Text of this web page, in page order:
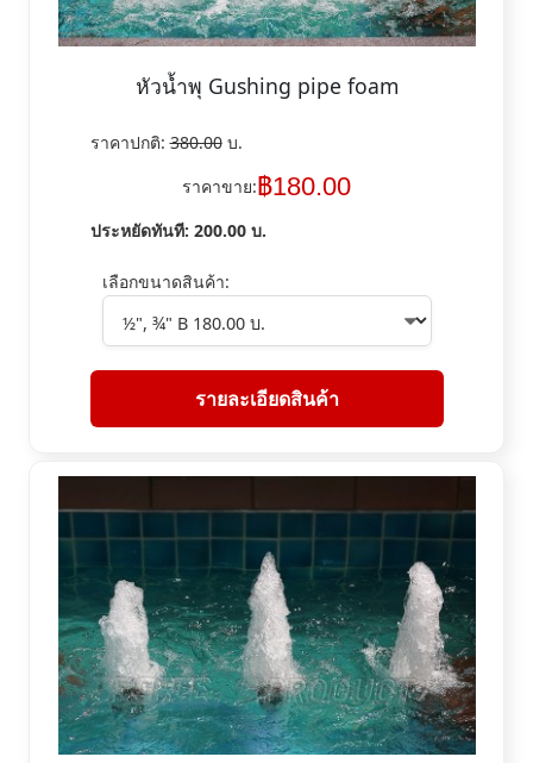
หัวน้ำพุ Gushing pipe foam
ราคาปกติ:380.00บ.
ราคาขาย:฿180.00
ประหยัดทันที: 200.00บ.
เลือกขนาดสินค้า:
รายละเอียดสินค้า